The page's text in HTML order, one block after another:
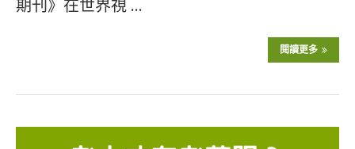
期刊》在世界視 …
閱讀更多